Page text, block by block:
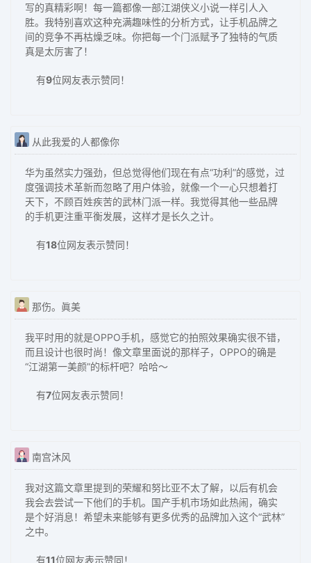
写的真精彩啊！每一篇都像一部江湖侠义小说一样引人入
胜。我特别喜欢这种充满趣味性的分析方式，让手机品牌之
间的竞争不再枯燥乏味。你把每一个门派赋予了独特的气质
真是太厉害了！
有9位网友表示赞同！
从此我爱的人都像你
华为虽然实力强劲，但总觉得他们现在有点“功利”的感觉，过
度强调技术革新而忽略了用户体验，就像一个一心只想着打
天下，不顾百姓疾苦的武林门派一样。我觉得其他一些品牌
的手机更注重平衡发展，这样才是长久之计。
有18位网友表示赞同！
那伤。眞美
我平时用的就是OPPO手机，感觉它的拍照效果确实很不错，
而且设计也很时尚！像文章里面说的那样子，OPPO的确是
“江湖第一美颜”的标杆吧？哈哈～
有7位网友表示赞同！
南宫沐风
我对这篇文章里提到的荣耀和努比亚不太了解，以后有机会
我会去尝试一下他们的手机。国产手机市场如此热闹，确实
是个好消息！希望未来能够有更多优秀的品牌加入这个“武林”
之中。
有11位网友表示赞同！